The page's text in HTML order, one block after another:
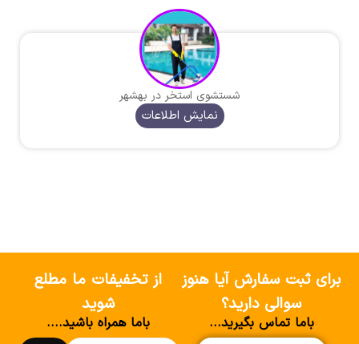
شستشوی استخر در بهشهر
نمایش اطلاعات
برای ثبت سفارش آیا هنوز
سوالی دارید؟
باما تماس بگیرید...
از تخفیفات ما مطلع
شوید
باما همراه باشید....